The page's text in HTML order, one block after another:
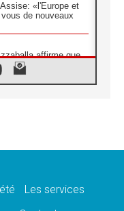
«l'Europe et
de nouveaux
affirme que
paix»
humaine»
Les services